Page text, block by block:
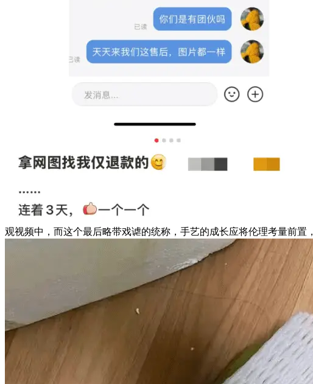
观视频中，而这个最后略带戏谑的统称，手艺的成长应将伦理考量前置，